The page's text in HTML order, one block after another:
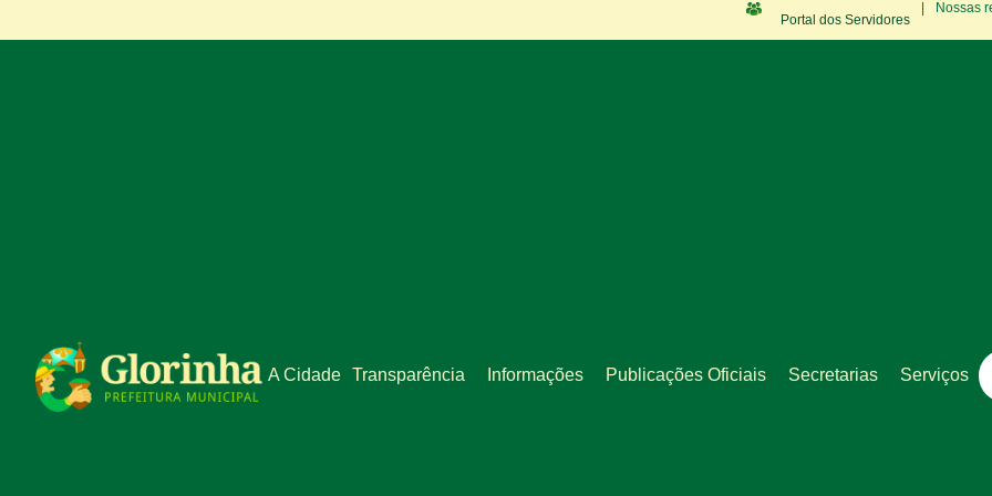
Portal dos Servidores
Nossas
A Cidade Transparência Informações Publicações Oficiais Secretarias Serviços